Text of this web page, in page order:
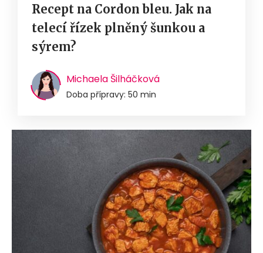
Recept na Cordon bleu. Jak na
telecí řízek plněný šunkou a
sýrem?
Michaela Šilháčková
Doba přípravy: 50 min